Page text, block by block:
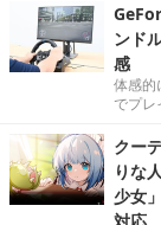
ンド
感
体感的
でプレ
クー
りな
少女